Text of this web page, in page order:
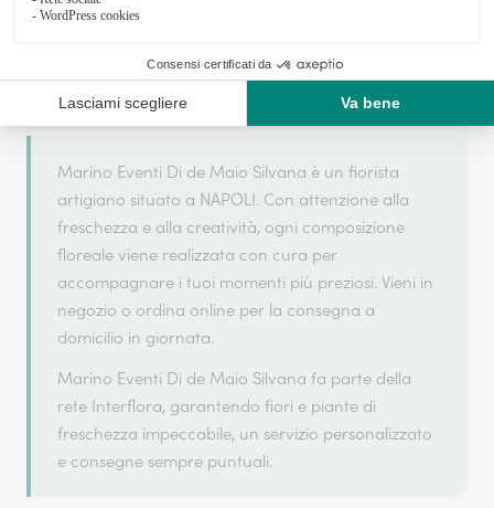
Marino Eventi Di de Maio Silvana si basa sulla sua
floreale di riferimento, per garantirti un servizio di
qualità.
Marino Eventi Di de Maio Silvana è un fiorista
artigiano situato a NAPOLI. Con attenzione alla
freschezza e alla creatività, ogni composizione
floreale viene realizzata con cura per
accompagnare i tuoi momenti più preziosi. Vieni in
negozio o ordina online per la consegna a
domicilio in giornata.
Marino Eventi Di de Maio Silvana fa parte della
rete Interflora, garantendo fiori e piante di
freschezza impeccabile, un servizio personalizzato
e consegne sempre puntuali.